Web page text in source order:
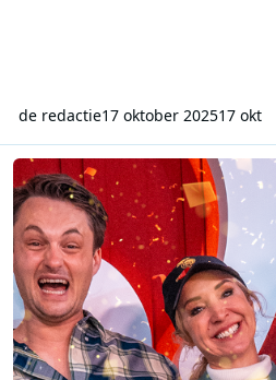
de redactie17 oktober 202517 okt
CIM-cijfers: Qmusic marktleider bij